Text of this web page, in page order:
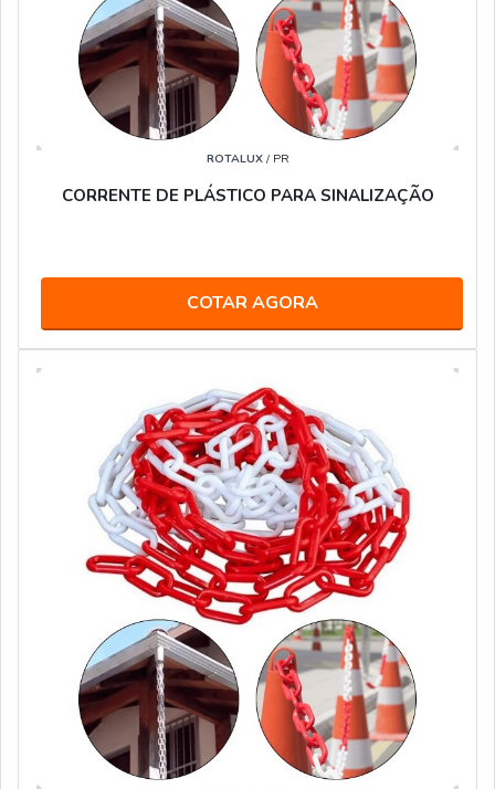
ROTALUX/ PR
CORRENTE DE PLÁSTICO PARA SINALIZAÇÃO
COTAR AGORA